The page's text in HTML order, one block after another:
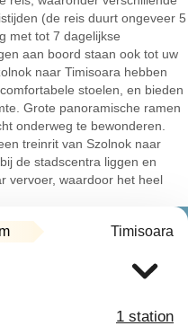
(de reis duurt ongeveer 5
met tot 7 dagelijkse
aan boord staan ook tot uw
naar Timisoara hebben
stoelen, en bieden
Grote panoramische ramen
onderweg te bewonderen.
treinrit van Szolnok naar
de stadscentra liggen en
vervoer, waardoor het heel
Timisoara
1 station